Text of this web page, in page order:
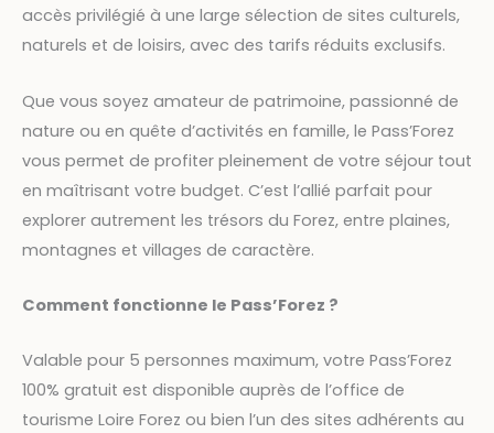
accès privilégié à une large sélection de sites culturels,
naturels et de loisirs, avec des tarifs réduits exclusifs.
Que vous soyez amateur de patrimoine, passionné de
nature ou en quête d’activités en famille, le Pass’Forez
vous permet de profiter pleinement de votre séjour tout
en maîtrisant votre budget. C’est l’allié parfait pour
explorer autrement les trésors du Forez, entre plaines,
montagnes et villages de caractère.
Comment fonctionne le Pass’Forez ?
Valable pour 5 personnes maximum, votre Pass’Forez
100% gratuit est disponible auprès de l’office de
tourisme Loire Forez ou bien l’un des sites adhérents au